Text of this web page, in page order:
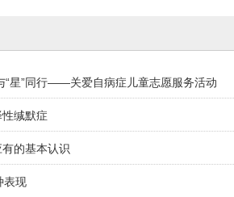
“星”同行——关爱自病症儿童志愿服务活动
缄默症
的基本认识
表现